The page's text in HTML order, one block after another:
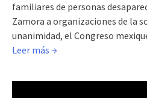
familiares de personas
Zamora a organizaciones de la
unanimidad, el Congreso
Leer más →